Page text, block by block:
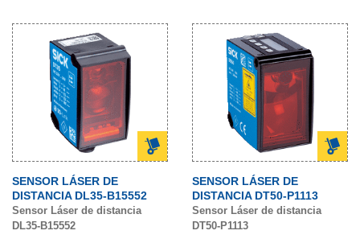
SENSOR LÁSER DE
DISTANCIA DL35-B15552
Sensor Láser de distancia
DL35-B15552
SENSOR LÁSER DE
DISTANCIA DT50-P1113
Sensor Láser de distancia
DT50-P1113